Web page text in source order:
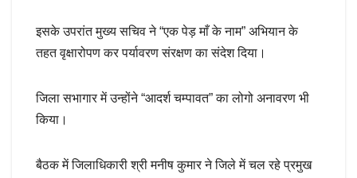
इसके उपरांत मुख्य सचिव ने “एक पेड़ माँ के नाम” अभियान के
तहत वृक्षारोपण कर पर्यावरण संरक्षण का संदेश दिया।
जिला सभागार में उन्होंने “आदर्श चम्पावत” का लोगो अनावरण भी
किया।
बैठक में जिलाधिकारी श्री मनीष कुमार ने जिले में चल रहे प्रमुख